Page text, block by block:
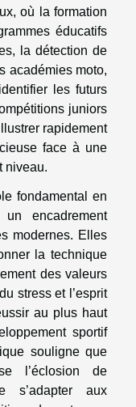
où la formation
éducatifs
la détection de
académies moto,
les futurs
juniors
rapidement
face à une
niveau.
fondamental en
encadrement
modernes. Elles
la technique
des valeurs
stress et l’esprit
au plus haut
sportif
souligne que
l’éclosion de
s’adapter aux